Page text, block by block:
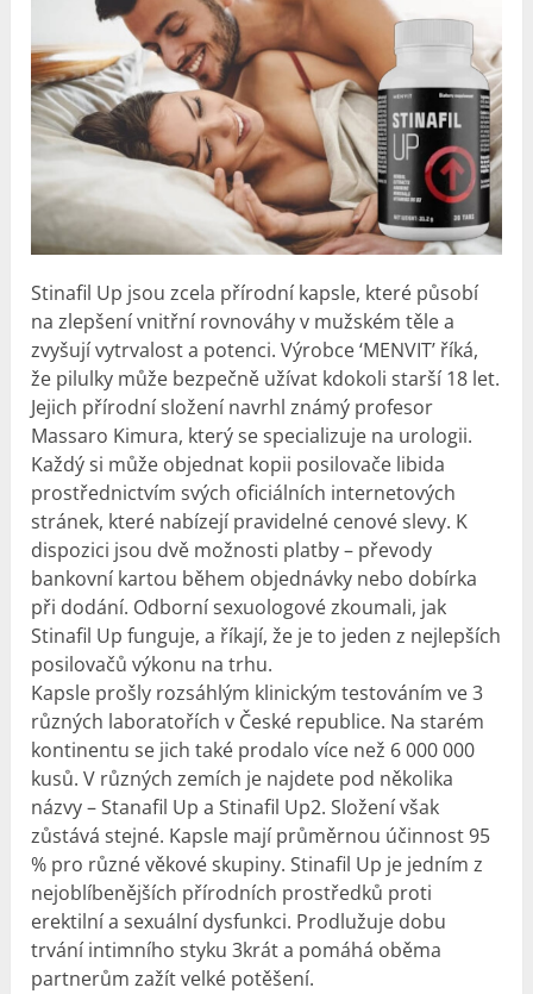
Stinafil Up jsou zcela přírodní kapsle, které působí
na zlepšení vnitřní rovnováhy v mužském těle a
zvyšují vytrvalost a potenci. Výrobce ‘MENVIT’ říká,
že pilulky může bezpečně užívat kdokoli starší 18 let.
Jejich přírodní složení navrhl známý profesor
Massaro Kimura, který se specializuje na urologii.
Každý si může objednat kopii posilovače libida
prostřednictvím svých oficiálních internetových
stránek, které nabízejí pravidelné cenové slevy. K
dispozici jsou dvě možnosti platby – převody
bankovní kartou během objednávky nebo dobírka
při dodání. Odborní sexuologové zkoumali, jak
Stinafil Up funguje, a říkají, že je to jeden z nejlepších
posilovačů výkonu na trhu.
Kapsle prošly rozsáhlým klinickým testováním ve 3
různých laboratořích v České republice. Na starém
kontinentu se jich také prodalo více než 6 000 000
kusů. V různých zemích je najdete pod několika
názvy – Stanafil Up a Stinafil Up2. Složení však
zůstává stejné. Kapsle mají průměrnou účinnost 95
% pro různé věkové skupiny. Stinafil Up je jedním z
nejoblíbenějších přírodních prostředků proti
erektilní a sexuální dysfunkci. Prodlužuje dobu
trvání intimního styku 3krát a pomáhá oběma
partnerům zažít velké potěšení.